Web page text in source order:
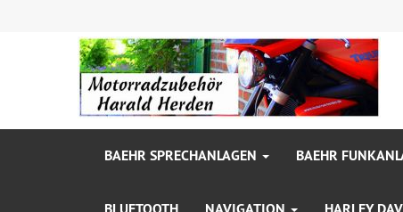
BAEHR SPRECHANLAGEN BAEHR